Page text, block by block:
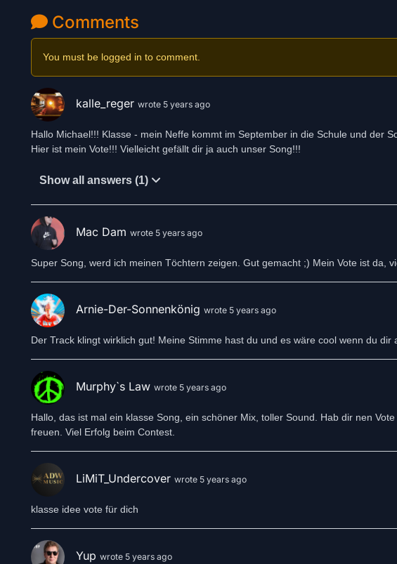
Comments
You must be logged in to comment.
kalle_reger wrote 5 years ago
Hallo Michael!!! Klasse - mein Neffe kommt im September in die Schule und der
Hier ist mein Vote!!! Vielleicht gefällt dir ja auch unser Song!!!
Show all answers (1)
Mac Dam wrote 5 years ago
Super Song, werd ich meinen Töchtern zeigen. Gut gemacht ;) Mein Vote ist da,
Arnie-Der-Sonnenkönig wrote 5 years ago
Der Track klingt wirklich gut! Meine Stimme hast du und es wäre cool wenn du
Murphy`s Law wrote 5 years ago
Hallo, das ist mal ein klasse Song, ein schöner Mix, toller Sound. Hab dir nen
freuen. Viel Erfolg beim Contest.
LiMiT_Undercover wrote 5 years ago
klasse idee vote für dich
Yup wrote 5 years ago